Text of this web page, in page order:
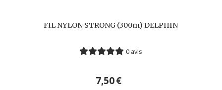
FIL NYLON STRONG (300m) DELPHIN
0 avis
7,50€